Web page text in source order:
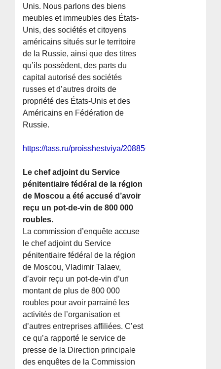
Unis. Nous parlons des biens
meubles et immeubles des États-
Unis, des sociétés et citoyens
américains situés sur le territoire
de la Russie, ainsi que des titres
qu’ils possèdent, des parts du
capital autorisé des sociétés
russes et d’autres droits de
propriété des États-Unis et des
Américains en Fédération de
Russie.
https://tass.ru/proisshestviya/20885609
Le chef adjoint du Service
pénitentiaire fédéral de la région
de Moscou a été accusé d’avoir
reçu un pot-de-vin de 800 000
roubles.
La commission d’enquête accuse
le chef adjoint du Service
pénitentiaire fédéral de la région
de Moscou, Vladimir Talaev,
d’avoir reçu un pot-de-vin d’un
montant de plus de 800 000
roubles pour avoir parrainé les
activités de l’organisation et
d’autres entreprises affiliées. C’est
ce qu’a rapporté le service de
presse de la Direction principale
des enquêtes de la Commission